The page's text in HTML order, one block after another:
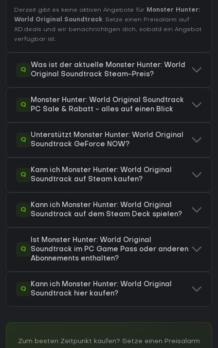
Derzeit gibt es keine aktiven Angebote für Monster Hunter:
World Original Soundtrack. Setze einen Preisalarm auf
XD.deals und wir benachrichtigen dich, sobald ein Angebot
verfügbar ist.
Q
Was ist der aktuelle Monster Hunter: World
Original Soundtrack Steam-Preis?
Q
Monster Hunter: World Original Soundtrack
PC Sale & Rabatt - alles auf einen Blick
Q
Unterstützt Monster Hunter: World Original
Soundtrack GeForce NOW?
Q
Kann ich Monster Hunter: World Original
Soundtrack auf Steam kaufen?
Q
Kann ich Monster Hunter: World Original
Soundtrack auf dem Steam Deck spielen?
Q
Ist Monster Hunter: World Original
Soundtrack im PC Game Pass oder anderen
Abonnements enthalten?
Q
Kann ich Monster Hunter: World Original
Soundtrack hier kaufen?
Zum besten Zeitpunkt kaufen? Setze einen Preisalarm